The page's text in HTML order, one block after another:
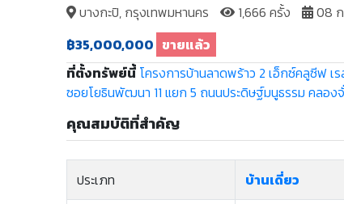
บางกะปิ, กรุงเทพมหานคร 1,666 ครั้ง
08
฿35,000,000 ขายแล้ว
ที่ตั้งทรัพย์นี้ โครงการบ้านลาดพร้าว 2 เอ็กซ์คลูซีฟ เ
ซอยโยธินพัฒนา 11 แยก 5 ถนนประดิษฐ์มนูธรรม คลอง
คุณสมบัติที่สำคัญ
ประเภท บ้านเดี่ยว